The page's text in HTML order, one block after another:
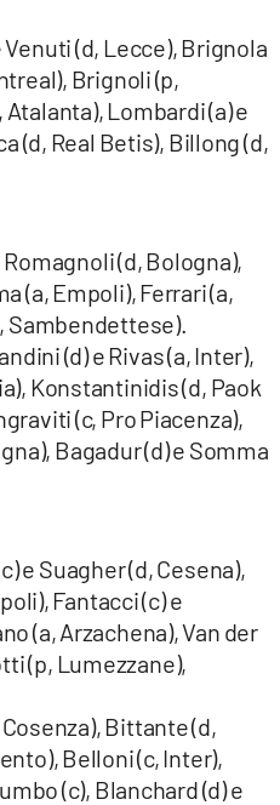
Venuti (d, Lecce), Brignola
Brignoli (p,
Lombardi (a) e
(d, Real Betis), Billong (d,
(d, Bologna),
(a, Empoli), Ferrari (a,
Sambendettese).
(d) e Rivas (a, Inter),
Konstantinidis (d, Paok
(c, Pro Piacenza),
Bagadur (d) e Somma
e Suagher (d, Cesena),
Fantacci (c) e
(a, Arzachena), Van der
(p, Lumezzane),
Bittante (d,
Belloni (c, Inter),
(c), Blanchard (d) e